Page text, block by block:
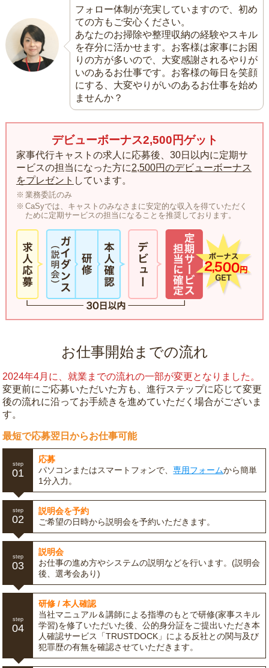
フォロー体制が充実していますので、初め
ての方もご安心ください。
あなたのお掃除や整理収納の経験やスキル
を存分に活かせます。お客様は家事にお困
りの方が多いので、大変感謝されるやりが
いのあるお仕事です。お客様の毎日を笑顔
にする、大変やりがいのあるお仕事を始め
ませんか？
デビューボーナス2,500円ゲット
家事代行キャストの求人に応募後、30日以内に定期サ
ービスの担当になった方に2,500円のデビューボーナス
をプレゼント しています。
業務委託のみ
CaSyでは、キャストのみなさまに安定的な収入を得ていただく
ために定期サービスの担当になることを推奨しております。
お仕事開始までの流れ
2024年4月に、就業までの流れの一部が変更となりました。
変更前にご応募いただいた方も、進行ステップに応じて変更
後の流れに沿ってお手続きを進めていただく場合がございま
す。
最短で応募翌日からお仕事可能
step
01
応募
パソコンまたはスマートフォンで、専用フォームから簡単
1分入力。
step
02
説明会を予約
ご希望の日時から説明会を予約いただきます。
step
03
説明会
お仕事の進め方やシステムの説明などを行います。(説明会
後、選考会あり)
step
04
研修 / 本人確認
当社マニュアル＆講師による指導のもとで研修(家事スキル
学習)を修了いただいた後、公的身分証をご提出いただき本
人確認サービス「TRUSTDOCK」による反社との関与及び
犯罪歴の有無を確認させていただきます。